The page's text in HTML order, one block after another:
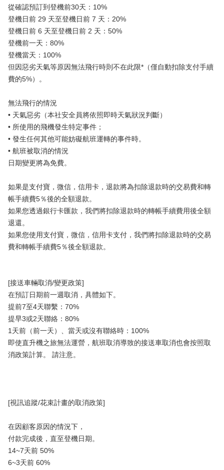
從確認預訂到登機前30天：10%
登機日前 29 天至登機日前 7 天：20%
登機日前 6 天至登機日前 2 天：50%
登機前一天：80%
登機當天：100%
但因惡劣天氣等原因無法飛行時則不在此限*（僅自動扣除支付手續
費的5%）。
無法飛行的情況
• 天氣惡劣（本社安全員將依照即時天氣狀況判斷）
• 所使用的飛機發生特定事件；
• 發生任何其他可能妨礙航班運轉的事件時。
• 航班被取消的情況
日期變更將為免費。
如果是支付寶，微信，信用卡，退款將為扣除退款時的交易費和轉
帳手續費5％後的全額退款。
如果您透過銀行卡匯款，我們將扣除退款時的轉帳手續費用後全額
退還。
如果您使用支付寶，微信，信用卡支付，我們將扣除退款時的交易
費和轉帳手續費5％後全額退款。
[接送車輛取消/變更政策]
在預訂日期前一週取消，具體如下。
提前7至4天聯繫：70%
提早3或2天聯絡：80%
1天前（前一天）、當天或沒有聯絡時：100%
即使直升機之旅無法運營，航班取消導致的接送車取消也會按照取
消政策計算。 請注意。
[視訊追蹤/花束計畫的取消政策]
在因顧客原因的情況下，
付款完成後，直至登機日期。
14~7天前 50%
6~3天前 60%